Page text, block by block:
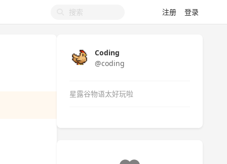
注册 登录
Coding
@coding
星露谷物语太好玩啦